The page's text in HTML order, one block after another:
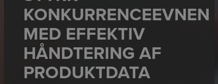
KONKURRENCEEVNEN
MED EFFEKTIV
HÅNDTERING AF
PRODUKTDATA